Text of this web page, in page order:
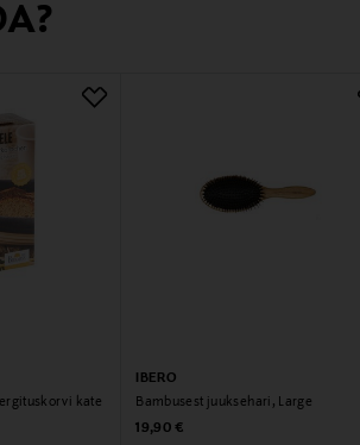
taigna kergitusnõu
kate
IBERO
Bambusest juuksehari, Large
Original Price
19,90 €